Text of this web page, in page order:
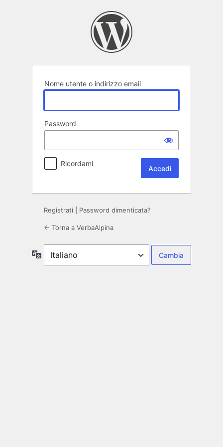
Nome utente o indirizzo email
Password
Ricordami
Registrati Password dimenticata?
← Torna a VerbaAlpina
Lingua